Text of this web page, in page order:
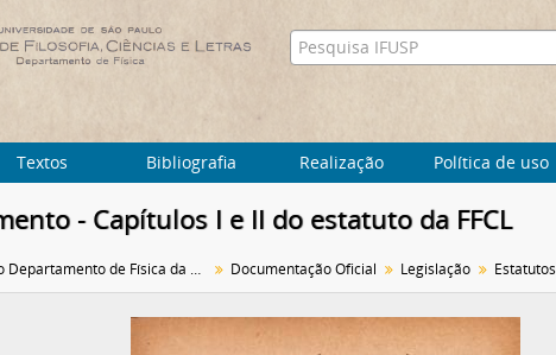
Textos Bibliografia Realização Política de uso
- Capítulos I e II do estatuto da FFCL
Arquivo do Departamento de Física da Faculdade de Filosofia (FFLC) Documentação Oficial Legislação Estatutos